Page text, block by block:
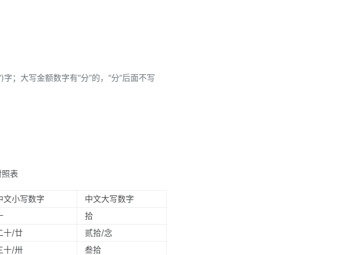
字；大写金额数字有“分”的，“分”后面不写
表
文小写数字
中文大写数字
拾
十/廿
贰拾/念
十/卅
叁拾